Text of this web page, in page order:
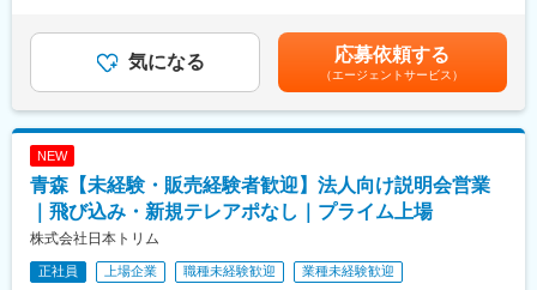
・売掛金・買掛金の管理、在庫管理
・経費精算の処理
・月次・四半期・年次決算の補助業務および会社法計算書類の作
ィーな対応が求められます。
上場企業ならではの厳格な管理体制のもとで、企業の「血液」と
も言える資金の流れを冷静に取り扱い、会社の成長を支えるやり
賞与：年2回（6月・12月）■期末手当：年1回（9月）・・・業績
好調時に限る賃金はあくまでも目安の金額であり、選考を通じて
上下する可能性があります。月給(月額)は固定手当を含めた表記で
す。
気になる 応募依頼する
（エージェントサービス）
NEW
青森【未経験・販売経験者歓迎】法人向け説明会営業
｜飛び込み・新規テレアポなし｜プライム上場
株式会社日本トリム
正社員 上場企業 職種未経験歓迎 業種未経験歓迎